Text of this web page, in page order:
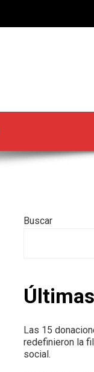
Buscar
Las 15
redefinieron la
social.